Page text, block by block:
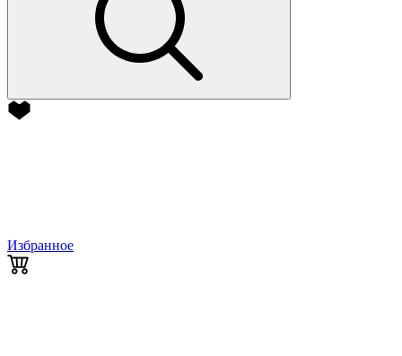
Избранное